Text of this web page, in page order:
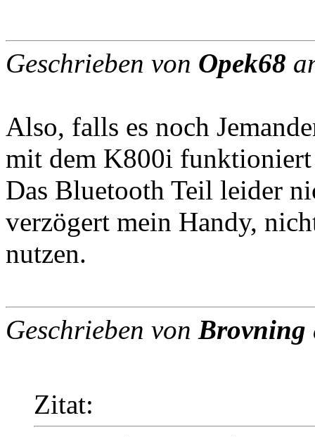
Geschrieben von Opek68
Also, falls es noch
mit dem K800i funktioniert
Das Bluetooth Teil leider
verzögert mein Handy,
nutzen.
Geschrieben von Brovning
Zitat: